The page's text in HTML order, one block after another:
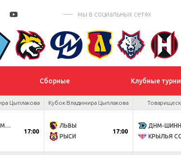
мы в социальных сетях
Сборные Клубные
Цыплакова
ДНМ-ОЛИМПИК
17:00
Кубок Владимира Цыплакова
ЛЬВЫ
РЫСИ
17:00
ДНМ-